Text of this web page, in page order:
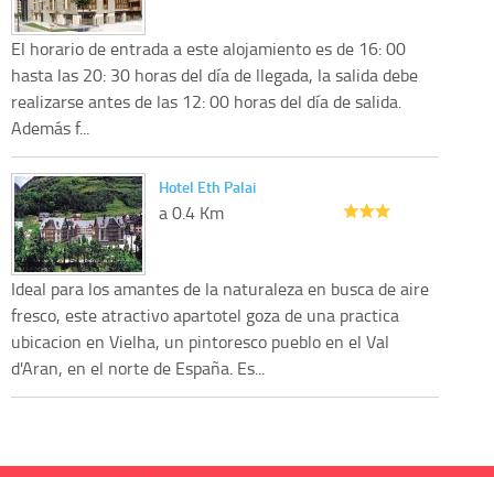
El horario de entrada a este alojamiento es de 16: 00
hasta las 20: 30 horas del día de llegada, la salida debe
realizarse antes de las 12: 00 horas del día de salida.
Además f...
Hotel Eth Palai
a 0.4 Km
Ideal para los amantes de la naturaleza en busca de aire
fresco, este atractivo apartotel goza de una practica
ubicacion en Vielha, un pintoresco pueblo en el Val
d'Aran, en el norte de España. Es...